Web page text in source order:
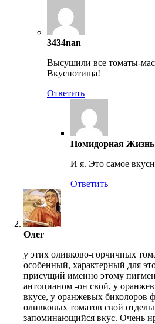
3434nan
Высушили все томаты-
Вкуснотища!
Ответить
Помидорная Жизнь
И я. Это самое
Ответить
Олег
у этих оливково-горчичных
особенный, характерный для
присущий именно этому
антоцианом -он свой, у
вкусе, у оранжевых биколоров
оливковых томатов свой
запоминающийся вкус. Очень